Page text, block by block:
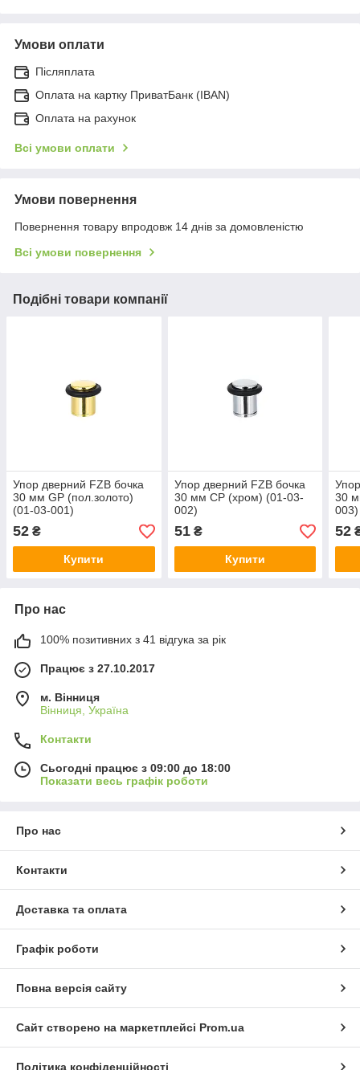
Умови оплати
Післяплата
Оплата на картку ПриватБанк (IBAN)
Оплата на рахунок
Всі умови оплати
Умови повернення
Повернення товару впродовж 14 днів за домовленістю
Всі умови повернення
Подібні товари компанії
Упор дверний FZB бочка
30 мм GP (пол.золото)
(01-03-001)
52 ₴
Купити
Упор дверний FZB бочка
30 мм СР (хром) (01-03-
002)
51₴
Купити
30
003)
52
Про нас
100% позитивних з 41 відгука за рік
Працює з 27.10.2017
м. Вінниця
Вінниця, Україна
Контакти
Сьогодні працює з 09:00 до 18:00
Показати весь графік роботи
Про нас
Контакти
Доставка та оплата
Графік роботи
Повна версія сайту
Сайт створено на маркетплейсі Prom.ua
Політика конфіденційності